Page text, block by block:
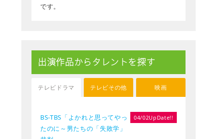
です。
出演作品からタレントを探す
テレビドラマ テレビその他 映画
BS-TBS「よかれと思ってやっ
たのに～男たちの「失敗学」
04/02UpDate!!